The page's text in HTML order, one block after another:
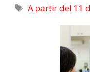
A partir del 11